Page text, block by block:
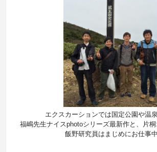
エクスカーションでは国定公園や温
福嶋先生ナイスphotoシリーズ最新作と、片
飯野研究員はまじめにお仕事